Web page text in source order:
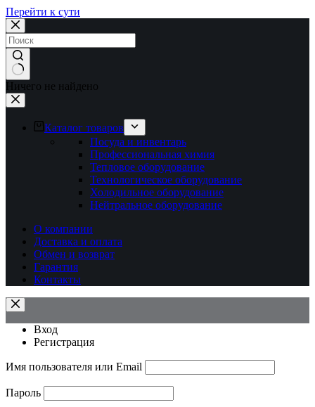
Перейти к сути
Ничего не найдено
Каталог товаров
Посуда и инвентарь
Профессиональная химия
Тепловое оборудование
Технологическое оборудование
Холодильное оборудование
Нейтральное оборудование
О компании
Доставка и оплата
Обмен и возврат
Гарантия
Контакты
Вход
Регистрация
Имя пользователя или Email
Пароль